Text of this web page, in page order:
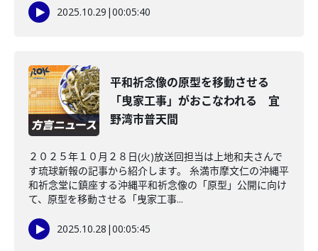
2025.10.29 |00:05:40
平和祈念像の原型を移動させる
「曳家工事」がおこなわれる 宜
野湾市普天間
２０２５年１０月２８日(火)放送回担当は上地和夫さんで
す琉球新報の記事から紹介します。 糸満市摩文仁の沖縄平
和祈念堂に鎮座する沖縄平和祈念像の「原型」公開に向け
て、原型を移動させる「曳家工事...
2025.10.28 |00:05:45